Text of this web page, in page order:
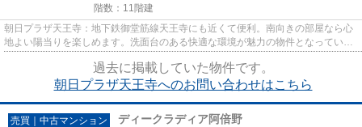
階数：11階建
朝日プラザ天王寺：地下鉄御堂筋線天王寺にも近くて便利。南向きの部屋なら心
地よい陽当りを楽しめます。洗面台のある快適な環境が魅力の物件となっていま
過去に掲載していた物件です。
朝日プラザ天王寺へのお問い合わせはこちら
売買｜中古マンション ディークラディア阿倍野